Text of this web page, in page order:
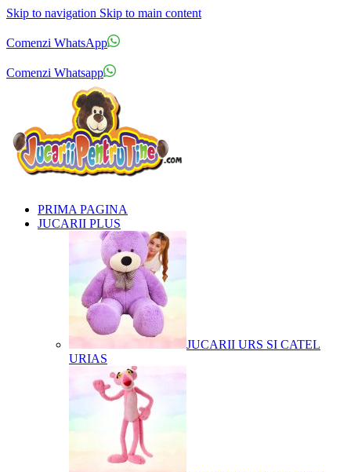
Skip to navigation Skip to main content
Comenzi WhatsApp
Comenzi Whatsapp
PRIMA PAGINA
JUCARII PLUS
JUCARII URS SI CATEL
URIAS